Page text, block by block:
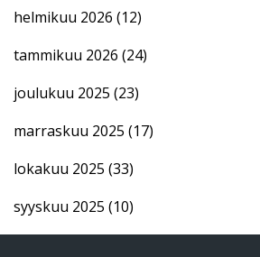
helmikuu 2026 (12)
tammikuu 2026 (24)
joulukuu 2025 (23)
marraskuu 2025 (17)
lokakuu 2025 (33)
syyskuu 2025 (10)